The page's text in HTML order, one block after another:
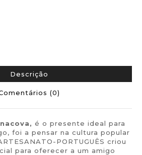
Descrição
(0)
é o presente ideal para
foi a pensar na cultura popular
PORTUGUÊS criou
para oferecer a um amigo